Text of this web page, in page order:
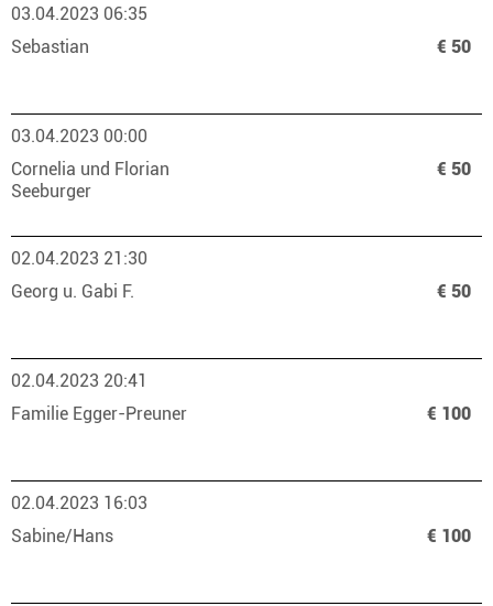
03.04.2023 06:35
Sebastian
€ 50
03.04.2023 00:00
Cornelia und Florian
Seeburger
€ 50
02.04.2023 21:30
Georg u. Gabi F.
€ 50
02.04.2023 20:41
Familie Egger-Preuner
€ 100
02.04.2023 16:03
Sabine/Hans
€ 100